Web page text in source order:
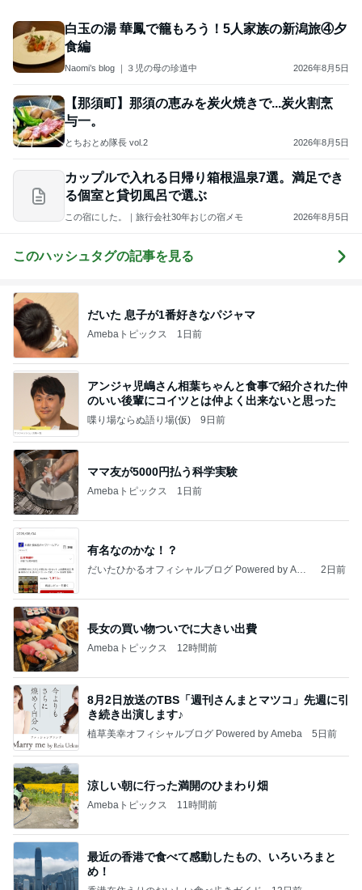
白玉の湯 華鳳で籠もろう！5人家族の新潟旅④夕
食編
Naomi’s blog ｜３児の母の珍道中 2026年8月5日
【那須町】那須の恵みを炭火焼きで...炭火割烹
与一。
とちおとめ隊長 vol.2 2026年8月5日
カップルで入れる日帰り箱根温泉7選。満足でき
る個室と貸切風呂で選ぶ
この宿にした。｜旅行会社30年おじの宿メモ 2026年8月5日
このハッシュタグの記事を見る
だいた 息子が1番好きなパジャマ
Amebaトピックス 1日前
アンジャ児嶋さん相葉ちゃんと食事で紹介された仲
のいい後輩にコイツとは仲よく出来ないと思った
喋り場ならぬ語り場(仮) 9日前
ママ友が5000円払う科学実験
Amebaトピックス 1日前
有名なのかな！？
だいたひかるオフィシャルブログ Powered by Ame
2日前
長女の買い物ついでに大きい出費
Amebaトピックス 12時間前
8月2日放送のTBS「週刊さんまとマツコ」先週に引
き続き出演します♪
植草美幸オフィシャルブログ Powered by Ameba 5日前
涼しい朝に行った満開のひまわり畑
Amebaトピックス 11時間前
最近の香港で食べて感動したもの、いろいろまと
め！